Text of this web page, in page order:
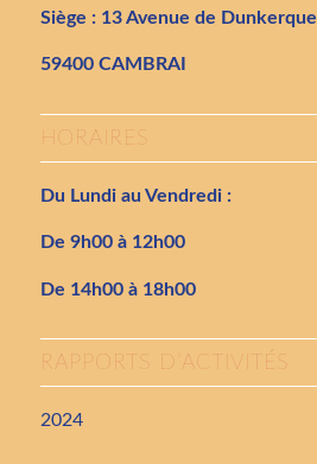
Siège : 13 Avenue de Dunkerque
59400 CAMBRAI
HORAIRES
Du Lundi au Vendredi :
De 9h00 à 12h00
De 14h00 à 18h00
RAPPORTS D’ACTIVITÉS
2024